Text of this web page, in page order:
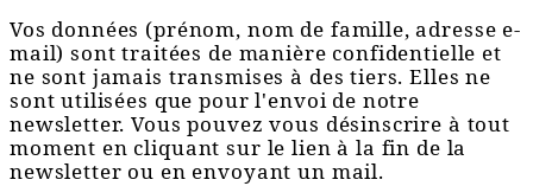
Vos données (prénom, nom de famille, adresse e-
mail) sont traitées de manière confidentielle et
ne sont jamais transmises à des tiers. Elles ne
sont utilisées que pour l'envoi de notre
newsletter. Vous pouvez vous désinscrire à tout
moment en cliquant sur le lien à la fin de la
newsletter ou en envoyant un mail.